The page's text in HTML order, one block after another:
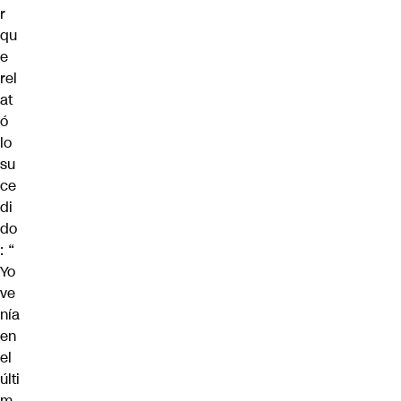
r
qu
e
rel
at
ó
lo
su
ce
di
do
: “
Yo
ve
nía
en
el
últi